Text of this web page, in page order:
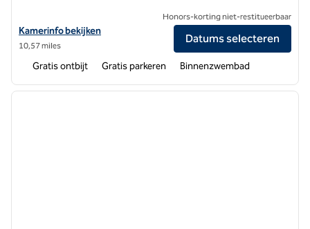
Bekijk hoteldetails voor Hampton Inn O'Fallon
Kamerinfo bekijken
10,57 miles
Honors-korting niet-restitueerbaar
Datums selecteren
Gratis ontbijt Gratis parkeren Binnenzwembad
1 van 12